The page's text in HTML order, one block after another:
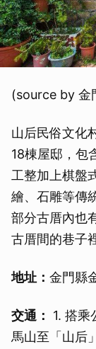
(source by 金
山后民俗文化
18棟屋邸，包
工整加上棋盤
繪、石雕等傳
部分古厝內也
古厝間的巷子
地址： 金門縣
交通：
1. 搭
馬山至「山后